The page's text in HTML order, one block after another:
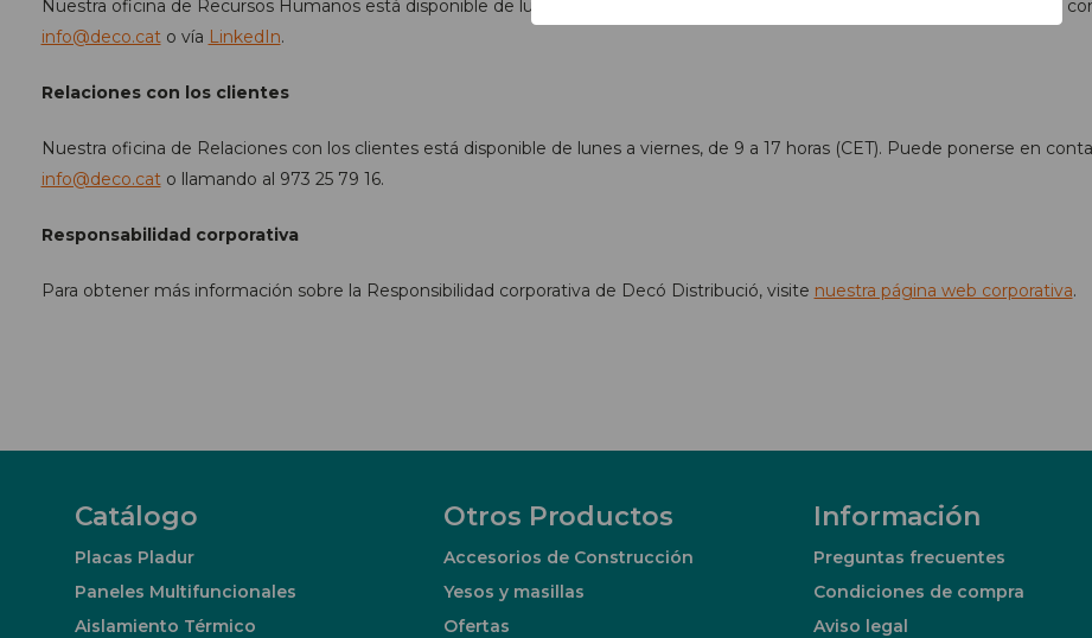
Nuestra oficina de Recursos Humanos está disponible de lunes a viernes, de 9 a 17 horas (CET). Puede ponerse en contacto
info@deco.cato vía LinkedIn.
Relaciones con los clientes
Nuestra oficina de Relaciones con los clientes está disponible de lunes a viernes, de 9 a 17 horas (CET). Puede ponerse en
info@deco.cato llamando al 973 25 79 16.
Responsabilidad corporativa
Para obtener más información sobre la Responsibilidad corporativa de Decó Distribució, visite nuestra página web corporativa.
Catálogo
Placas Pladur
Paneles Multifuncionales
Aislamiento Térmico
Otros Productos
Accesorios de Construcción
Yesos y masillas
Ofertas
Información
Preguntas frecuentes
Condiciones de compra
Aviso legal